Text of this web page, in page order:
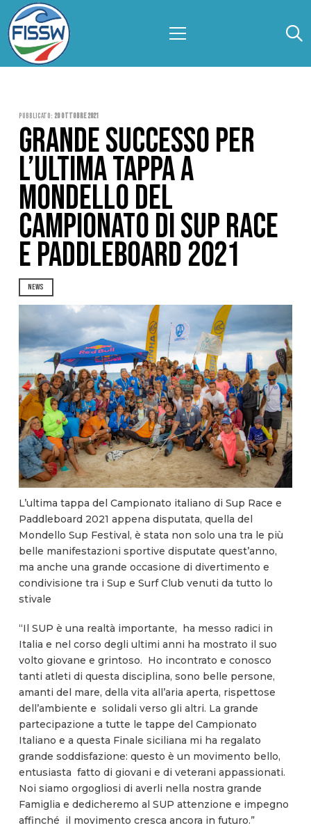
Pubblicato: 20 Ottobre 2021
GRANDE SUCCESSO PER
L’ULTIMA TAPPA A
MONDELLO DEL
CAMPIONATO DI SUP RACE
E PADDLEBOARD 2021
NEWS
L’ultima tappa del Campionato italiano di Sup Race e
Paddleboard 2021 appena disputata, quella del
Mondello Sup Festival, è stata non solo una tra le più
belle manifestazioni sportive disputate quest’anno,
ma anche una grande occasione di divertimento e
condivisione tra i Sup e Surf Club venuti da tutto lo
stivale
“Il SUP è una realtà importante, ha messo radici in
Italia e nel corso degli ultimi anni ha mostrato il suo
volto giovane e grintoso. Ho incontrato e conosco
tanti atleti di questa disciplina, sono belle persone,
amanti del mare, della vita all’aria aperta, rispettose
dell’ambiente e solidali verso gli altri. La grande
partecipazione a tutte le tappe del Campionato
Italiano e a questa Finale siciliana mi ha regalato
grande soddisfazione: questo è un movimento bello,
entusiasta fatto di giovani e di veterani appassionati.
Noi siamo orgogliosi di averli nella nostra grande
Famiglia e dedicheremo al SUP attenzione e impegno
affinché il movimento cresca ancora in futuro.”